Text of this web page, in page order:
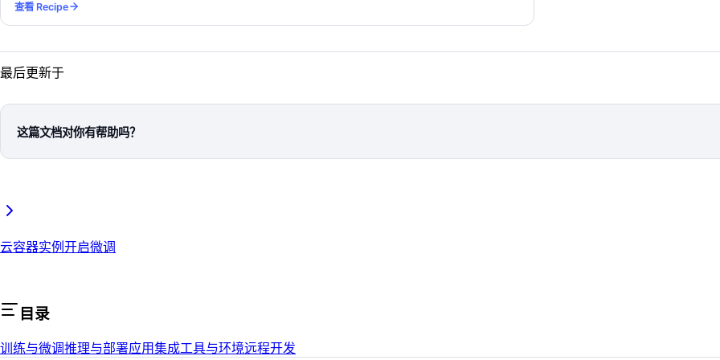
查看 Recipe
最后更新于
这篇文档对你有帮助吗？
云容器实例开启微调
目录
训练与微调推理与部署应用集成工具与环境远程开发